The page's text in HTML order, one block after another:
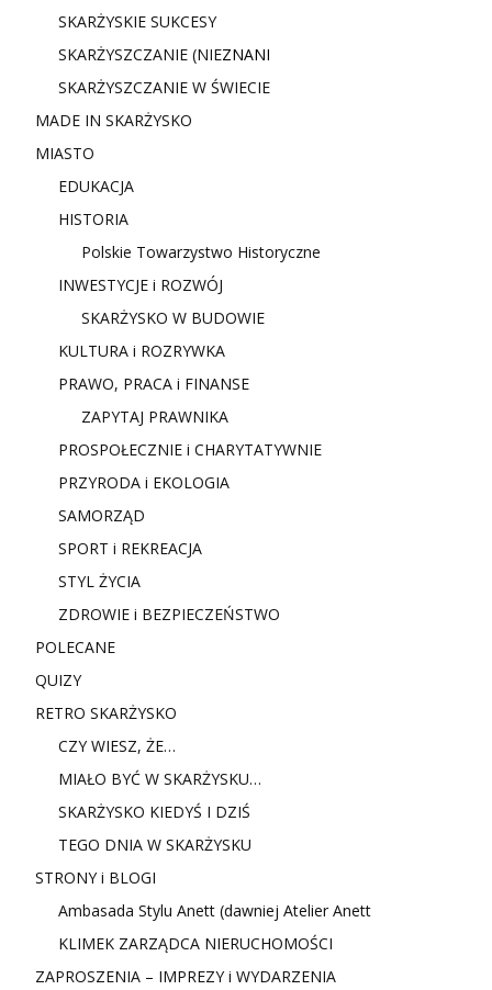
SKARŻYSKIE SUKCESY
SKARŻYSZCZANIE (NIEZNANI
SKARŻYSZCZANIE W ŚWIECIE
MADE IN SKARŻYSKO
MIASTO
EDUKACJA
HISTORIA
Polskie Towarzystwo Historyczne
INWESTYCJE i ROZWÓJ
SKARŻYSKO W BUDOWIE
KULTURA i ROZRYWKA
PRAWO, PRACA i FINANSE
ZAPYTAJ PRAWNIKA
PROSPOŁECZNIE i CHARYTATYWNIE
PRZYRODA i EKOLOGIA
SAMORZĄD
SPORT i REKREACJA
STYL ŻYCIA
ZDROWIE i BEZPIECZEŃSTWO
POLECANE
QUIZY
RETRO SKARŻYSKO
CZY WIESZ, ŻE…
MIAŁO BYĆ W SKARŻYSKU…
SKARŻYSKO KIEDYŚ I DZIŚ
TEGO DNIA W SKARŻYSKU
STRONY i BLOGI
Ambasada Stylu Anett (dawniej Atelier Anett
KLIMEK ZARZĄDCA NIERUCHOMOŚCI
ZAPROSZENIA – IMPREZY i WYDARZENIA